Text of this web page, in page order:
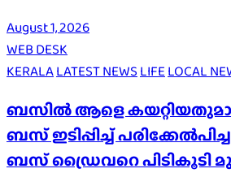
August 1, 2026
WEB DESK
KERALALATEST NEWS LIFE LOCAL
ബസിൽ ആളെ
ബസ് ഇടിപ്പിച്ച്
ബസ് ഡ്രൈവറെ പിടികൂടി